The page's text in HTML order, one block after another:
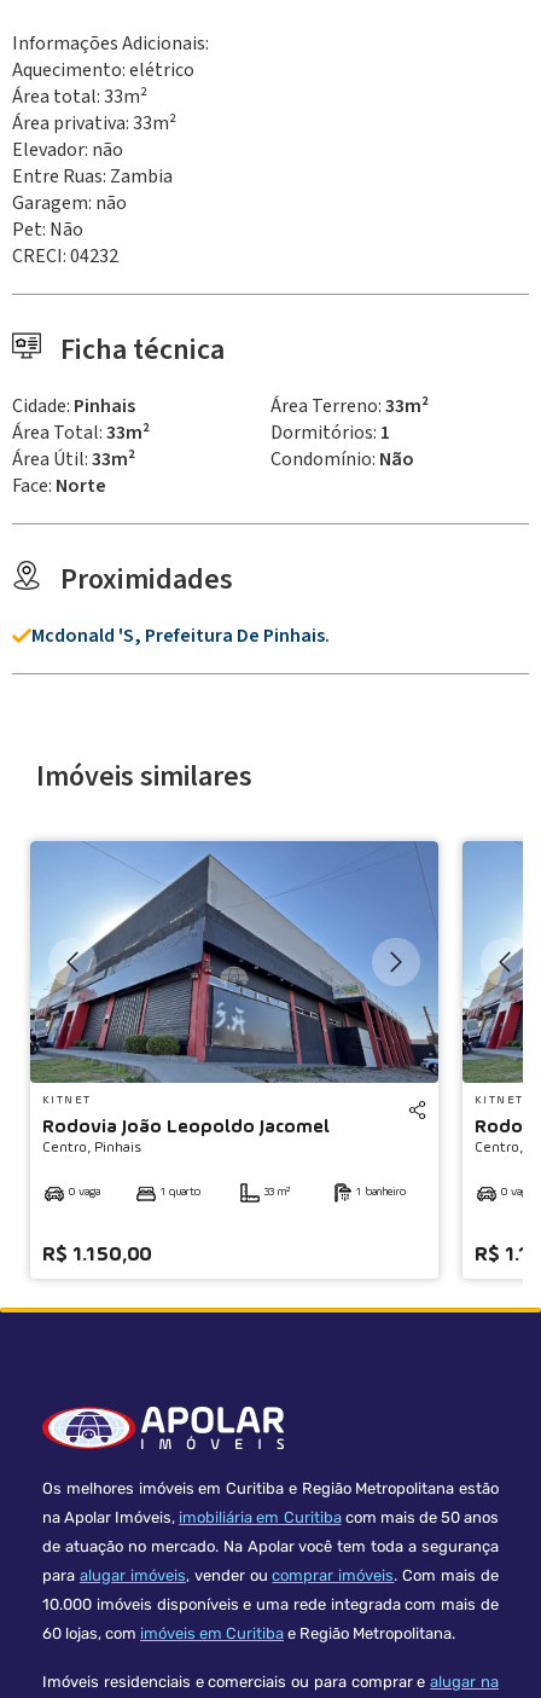
Informações Adicionais:
Aquecimento: elétrico
Área total: 33m²
Área privativa: 33m²
Elevador: não
Entre Ruas: Zambia
Garagem: não
Pet: Não
CRECI: 04232
Ficha técnica
Cidade: Pinhais Área Terreno:33m²
Área Total:33m² Dormitórios: 1
Área Útil:33m² Condomínio: Não
Face: Norte
Proximidades
Mcdonald 's, Prefeitura De Pinhais.
Imóveis similares
KITNET
Rodovia João Leopoldo Jacomel
Centro, Pinhais
0 vaga 1 quarto 33 m² 1 banheiro
R$ 1.150,00
KITNET
Centro,
0 vaga
R$
Os melhores imóveis em Curitiba e Região Metropolitana estão
na Apolar Imóveis, imobiliária em Curitibacom mais de 50 anos
de atuação no mercado. Na Apolar você tem toda a segurança
para alugar imóveis, vender oucomprar imóveis. Com mais de
10.000 imóveis disponíveis e uma rede integrada com mais de
60 lojas, com imóveis em Curitiba e Região Metropolitana.
Imóveis residenciais e comerciais ou para comprar ealugar na